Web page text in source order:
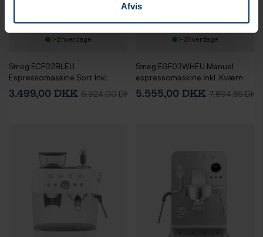
Afvis
1-2 hverdage
Smeg ECF02BLEU
Espressomaskine Sort Inkl.
Smeg CGF03BLEU Kaffekværn
Sort
3.499,00 DKK 6.924,00 DKK
1-2 hverdage
Smeg EGF03WHEU Manuel
espressomaskine Inkl. Kværn
Hvid & Rigtig Kaffe Bestseller
Mixpakke 3kg Hele kaffebønner
5.555,00 DKK 7.894,85 DKK